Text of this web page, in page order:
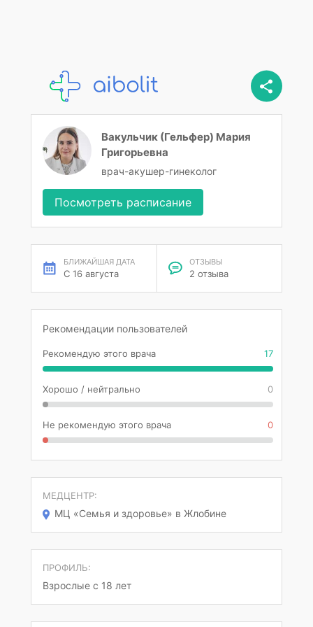
Вакульчик (Гельфер) Мария
Григорьевна
врач-акушер-гинеколог
Посмотреть расписание
БЛИЖАЙШАЯ ДАТА
С 16 августа
ОТЗЫВЫ
2 отзыва
Рекомендации пользователей
Рекомендую этого врача 17
Хорошо / нейтрально 0
Не рекомендую этого врача 0
МЕДЦЕНТР:
МЦ «Семья и здоровье» в Жлобине
ПРОФИЛЬ:
Взрослые с 18 лет